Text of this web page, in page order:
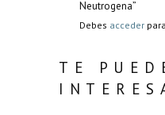
Neutrogena”
Debes acceder
TE